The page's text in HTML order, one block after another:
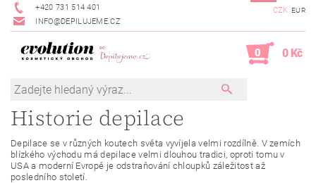
+420 731 514 401
INFO@DEPILUJEME.CZ
CZK EUR
0 0 Kč
Historie depilace
Depilace se v různých koutech světa vyvíjela velmi rozdílně. V zemích
blízkého východu má depilace velmi dlouhou tradici, oproti tomu v
USA a moderní Evropě je odstraňování chloupků záležitost až
posledního století.